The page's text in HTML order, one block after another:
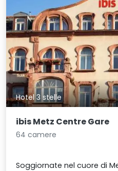
Hotel 3 stelle
ibis Metz Centre Gare
64 camere
Soggiornate nel cuore di